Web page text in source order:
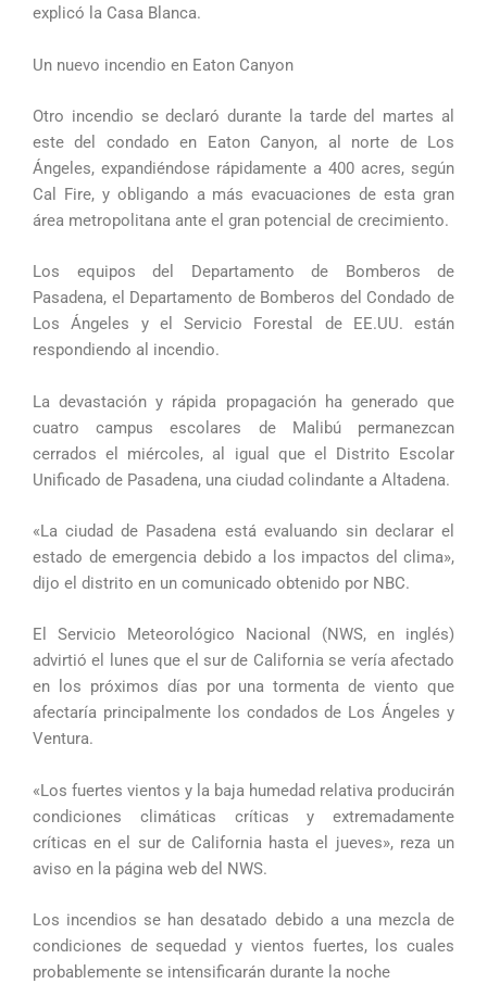
explicó la Casa Blanca.
Un nuevo incendio en Eaton Canyon
Otro incendio se declaró durante la tarde del martes al
este del condado en Eaton Canyon, al norte de Los
Ángeles, expandiéndose rápidamente a 400 acres, según
Cal Fire, y obligando a más evacuaciones de esta gran
área metropolitana ante el gran potencial de crecimiento.
Los equipos del Departamento de Bomberos de
Pasadena, el Departamento de Bomberos del Condado de
Los Ángeles y el Servicio Forestal de EE.UU. están
respondiendo al incendio.
La devastación y rápida propagación ha generado que
cuatro campus escolares de Malibú permanezcan
cerrados el miércoles, al igual que el Distrito Escolar
Unificado de Pasadena, una ciudad colindante a Altadena.
«La ciudad de Pasadena está evaluando sin declarar el
estado de emergencia debido a los impactos del clima»,
dijo el distrito en un comunicado obtenido por NBC.
El Servicio Meteorológico Nacional (NWS, en inglés)
advirtió el lunes que el sur de California se vería afectado
en los próximos días por una tormenta de viento que
afectaría principalmente los condados de Los Ángeles y
Ventura.
«Los fuertes vientos y la baja humedad relativa producirán
condiciones climáticas críticas y extremadamente
críticas en el sur de California hasta el jueves», reza un
aviso en la página web del NWS.
Los incendios se han desatado debido a una mezcla de
condiciones de sequedad y vientos fuertes, los cuales
probablemente se intensificarán durante la noche